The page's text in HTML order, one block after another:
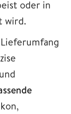
oder in
wird.